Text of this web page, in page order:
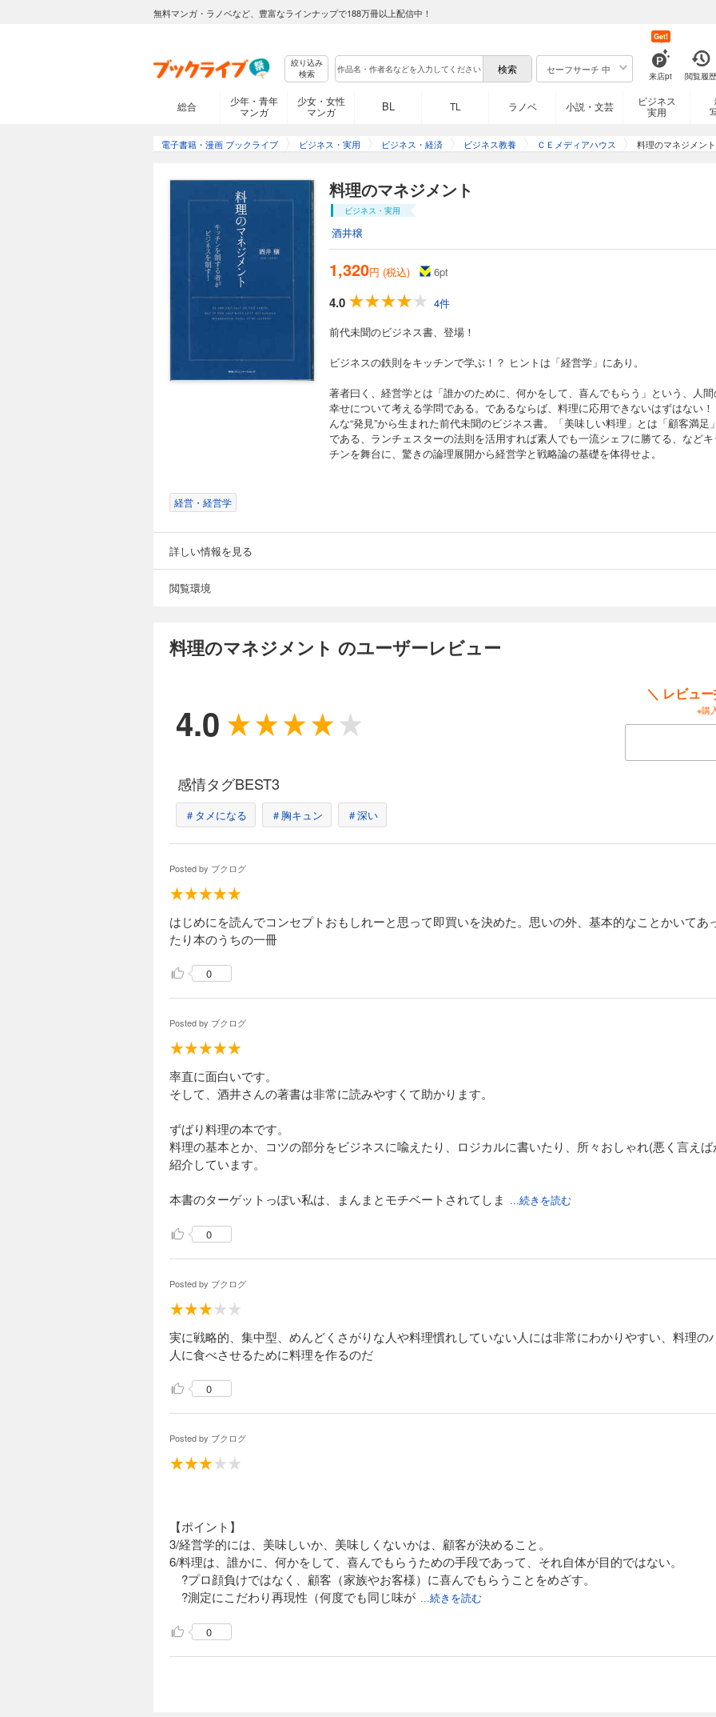
無料マンガ・ラノベなど、豊富なラインナップで188万冊以上配信中！
絞り込み
検索
セーフサーチ 中
来店pt
Get!
閲覧履歴
総合
少年・青年
マンガ
少女・女性
マンガ
BL TL ラノベ 小説・文芸
ビジネス
実用
電子書籍・漫画 ブックライブ ビジネス・実用 ビジネス・経済 ビジネス教養 ＣＥメディアハウス 料理のマネジメント
料理のマネジメント
ビジネス・実用
酒井穣
1,320円 (税込) 6pt
4.0
4件
前代未聞のビジネス書、登場！
ビジネスの鉄則をキッチンで学ぶ！？ ヒントは「経営学」にあり。
著者曰く、経営学とは「誰かのために、何かをして、喜んでもらう」という、人
幸せについて考える学問である。であるならば、料理に応用できないはずはない
んな“発見”から生まれた前代未聞のビジネス書。「美味しい料理」とは「顧客満足
である、ランチェスターの法則を活用すれば素人でも一流シェフに勝てる、など
チンを舞台に、驚きの論理展開から経営学と戦略論の基礎を体得せよ。
経営・経営学
詳しい情報を見る
閲覧環境
料理のマネジメント のユーザーレビュー
4.0
＼ レビュ
※購
感情タグBEST3
＃タメになる ＃胸キュン ＃深い
Posted by ブクログ
はじめにを読んでコンセプトおもしれーと思って即買いを決めた。思いの外、基本的なことかいて
たり本のうちの一冊
0
Posted by ブクログ
率直に面白いです。
そして、酒井さんの著書は非常に読みやすくて助かります。
ずばり料理の本です。
料理の基本とか、コツの部分をビジネスに喩えたり、ロジカルに書いたり、所々おしゃれ(悪く言え
紹介しています。
本書のターゲットっぽい私は、まんまとモチベートされてしま ...続きを読む
0
Posted by ブクログ
実に戦略的、集中型、めんどくさがりな人や料理慣れしていない人には非常にわかりやすい、料理の
人に食べさせるために料理を作るのだ
0
Posted by ブクログ
【ポイント】
3/経営学的には、美味しいか、美味しくないかは、顧客が決めること。
6/料理は、誰かに、何かをして、喜んでもらうための手段であって、それ自体が目的ではない。
?プロ顔負けではなく、顧客（家族やお客様）に喜んでもらうことをめざす。
?測定にこだわり再現性（何度でも同じ味が ...続きを読む
0